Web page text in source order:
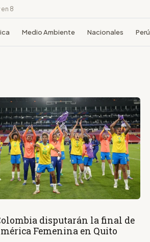
8
Medio Ambiente Nacionales Perú
disputarán la final de
Femenina en Quito